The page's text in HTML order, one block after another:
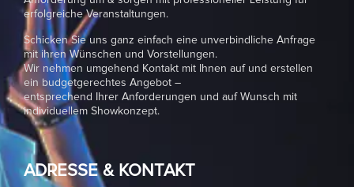
IMPRESSUM
erfolgreiche Veranstaltungen.
Schicken Sie uns ganz einfach eine unverbindliche Anfrage
mit ihren Wünschen und Vorstellungen.
Wir nehmen umgehend Kontakt mit Ihnen auf und erstellen
ein budgetgerechtes Angebot –
entsprechend Ihrer Anforderungen und auf Wunsch mit
individuellem Showkonzept.
ADRESSE & KONTAKT